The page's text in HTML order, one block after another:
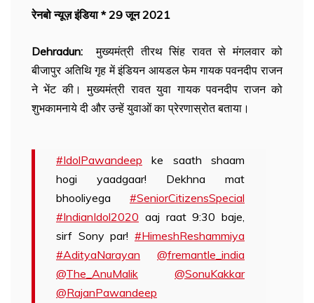
रेनबो न्यूज़ इंडिया * 29 जून 2021
Dehradun: मुख्यमंत्री तीरथ सिंह रावत से मंगलवार को
बीजापुर अतिथि गृह में इंडियन आयडल फेम गायक पवनदीप राजन
ने भेंट की। मुख्यमंत्री रावत युवा गायक पवनदीप राजन को
शुभकामनाये दी और उन्हें युवाओं का प्रेरणास्रोत बताया।
#IdolPawandeep ke saath shaam
hogi yaadgaar! Dekhna mat
bhooliyega #SeniorCitizensSpecial
#IndianIdol2020 aaj raat 9:30 baje,
sirf Sony par! #HimeshReshammiya
#AdityaNarayan
@fremantle_india
@The_AnuMalik
@SonuKakkar
@RajanPawandeep